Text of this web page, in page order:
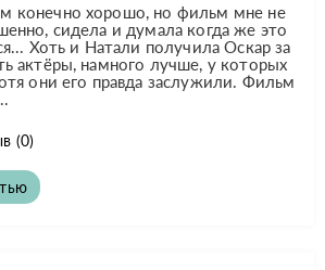
конечно хорошо, но фильм мне не
сидела и думала когда же это
Хоть и Натали получила Оскар за
актёры, намного лучше, у которых
они его правда заслужили. Фильм
(0)